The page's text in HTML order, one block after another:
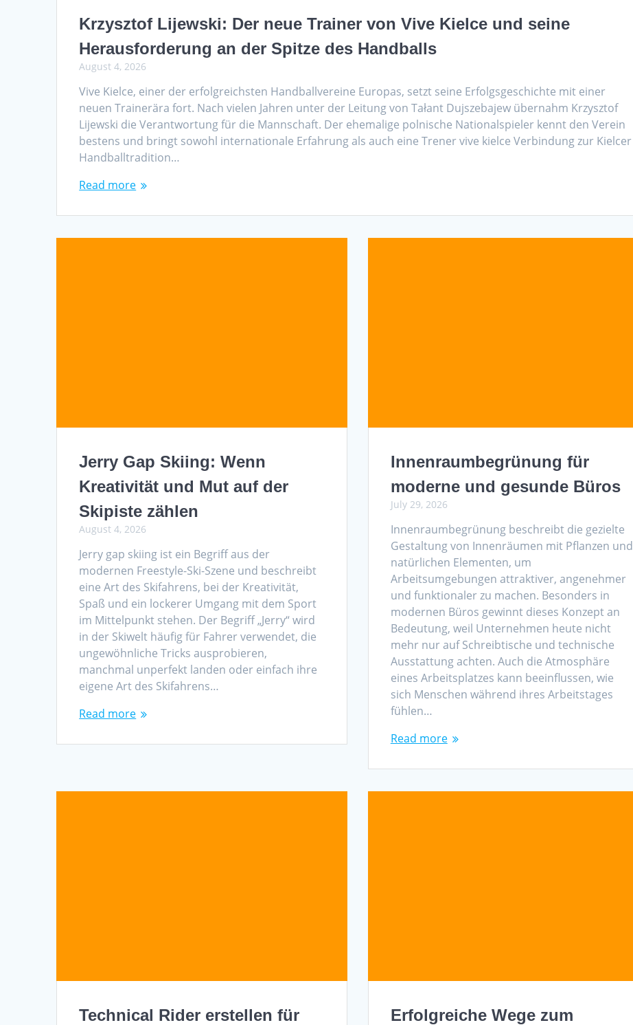
Krzysztof Lijewski: Der neue Trainer von Vive Kielce und seine
Herausforderung an der Spitze des Handballs
August 4, 2026
Vive Kielce, einer der erfolgreichsten Handballvereine Europas, setzt seine Erfolgsgeschichte mit einer
neuen Trainerära fort. Nach vielen Jahren unter der Leitung von Tałant Dujszebajew übernahm Krzysztof
Lijewski die Verantwortung für die Mannschaft. Der ehemalige polnische Nationalspieler kennt den Verein
bestens und bringt sowohl internationale Erfahrung als auch eine Trener vive kielce Verbindung zur Kielcer
Handballtradition…
Read more
Jerry Gap Skiing: Wenn
Kreativität und Mut auf der
Skipiste zählen
August 4, 2026
Jerry gap skiing ist ein Begriff aus der
modernen Freestyle-Ski-Szene und beschreibt
eine Art des Skifahrens, bei der Kreativität,
Spaß und ein lockerer Umgang mit dem Sport
im Mittelpunkt stehen. Der Begriff „Jerry“ wird
in der Skiwelt häufig für Fahrer verwendet, die
ungewöhnliche Tricks ausprobieren,
manchmal unperfekt landen oder einfach ihre
eigene Art des Skifahrens…
Read more
Innenraumbegrünung für
moderne und gesunde Büros
July 29, 2026
Innenraumbegrünung beschreibt die gezielte
Gestaltung von Innenräumen mit Pflanzen und
natürlichen Elementen, um
Arbeitsumgebungen attraktiver, angenehmer
und funktionaler zu machen. Besonders in
modernen Büros gewinnt dieses Konzept an
Bedeutung, weil Unternehmen heute nicht
mehr nur auf Schreibtische und technische
Ausstattung achten. Auch die Atmosphäre
eines Arbeitsplatzes kann beeinflussen, wie
sich Menschen während ihres Arbeitstages
fühlen…
Read more
Technical Rider erstellen für
Erfolgreiche Wege zum